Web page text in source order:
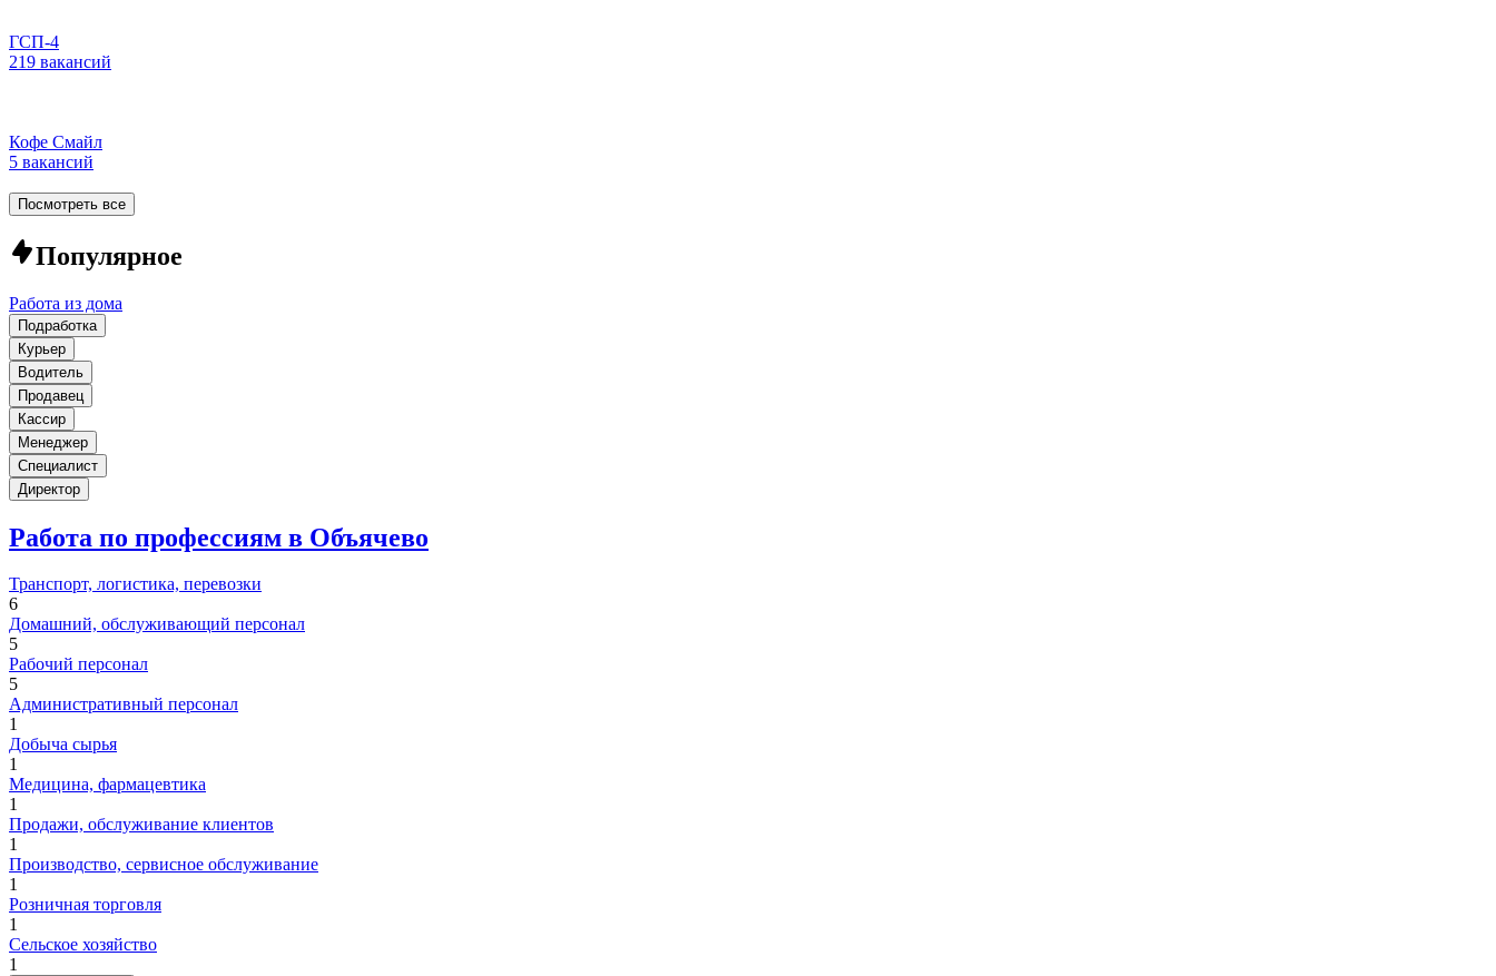
ГСП-4
219 вакансий
Кофе Смайл
5 вакансий
Посмотреть все
Популярное
Работа из дома
Подработка
Курьер
Водитель
Продавец
Кассир
Менеджер
Специалист
Директор
Работа по профессиям в Объячево
Транспорт, логистика, перевозки
6
Домашний, обслуживающий персонал
5
Рабочий персонал
5
Административный персонал
1
Добыча сырья
1
Медицина, фармацевтика
1
Продажи, обслуживание клиентов
1
Производство, сервисное обслуживание
1
Розничная торговля
1
Сельское хозяйство
1